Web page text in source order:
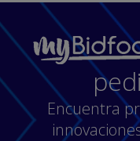
Encuentra